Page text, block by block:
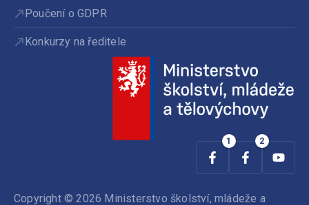
Poučení o GDPR
Konkurzy na ředitele
Copyright © 2026 Ministerstvo školství, mládeže a